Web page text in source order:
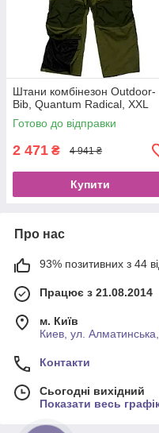
Штани комбінезон Outdoor-
Bib, Quantum Radical, ХХL
Готово до відправки
2 471 ₴ 4 941 ₴
Купити
Про нас
93% позитивних з 44
Працює з 21.08.2014
м. Київ
Киев, ул.
Контакти
Сьогодні вихідний
Показати весь